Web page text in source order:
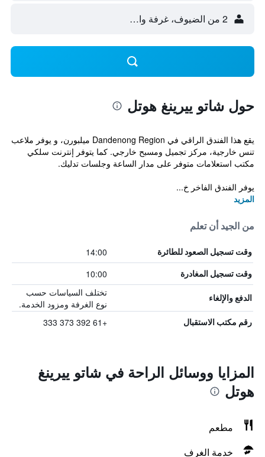
2 من الضيوف، غرفة واحدة
حول شاتو ييرينغ هوتل
يقع هذا الفندق الراقي في Dandenong Region ميلبورن، و يوفر ملاعب
تنس خارجية، مركز تجميل ومسبح خارجي. كما يتوفر إنترنت سلكي
مكتب استعلامات متوفر على مدار الساعة وجلسات تدليك.
يوفر الفندق الفاخر خ...
المزيد
من الجيد أن تعلم
وقت تسجيل الصعود للطائرة 14:00
وقت تسجيل المغادرة 10:00
الدفع والإلغاء
تختلف السياسات حسب
نوع الغرفة ومزود الخدمة.
رقم مكتب الاستقبال +61 392 373 333
المزايا ووسائل الراحة في شاتو ييرينغ
هوتل
مطعم
خدمة الغرف